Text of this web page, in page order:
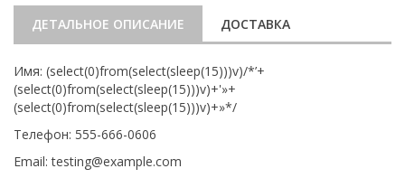
ДЕТАЛЬНОЕ ОПИСАНИЕ ДОСТАВКА
Имя: (select(0)from(select(sleep(15)))v)/*’+
(select(0)from(select(sleep(15)))v)+'»+
(select(0)from(select(sleep(15)))v)+»*/
Телефон: 555-666-0606
Email: testing@example.com